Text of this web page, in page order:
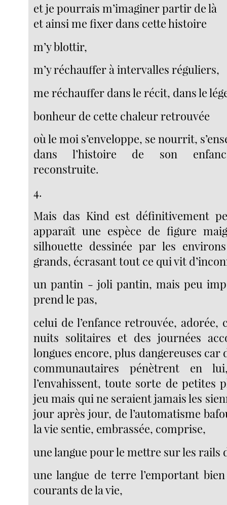
et je pourrais m’imaginer partir de là
et ainsi me fixer dans cette histoire
m’y blottir,
m’y réchauffer à intervalles réguliers,
me réchauffer dans le récit, dans le
bonheur de cette chaleur retrouvée
où le moi s’enveloppe, se nourrit,
dans l’histoire de son
reconstruite.
4.
Mais das Kind est définitivement
apparaît une espèce de figure
silhouette dessinée par les
grands, écrasant tout ce qui vit
un pantin - joli pantin, mais peu
prend le pas,
celui de l’enfance retrouvée, adorée,
nuits solitaires et des journées
longues encore, plus dangereuses car
communautaires pénètrent en
l’envahissent, toute sorte de petites
jeu mais qui ne seraient jamais les
jour après jour, de l’automatisme
la vie sentie, embrassée, comprise,
une langue pour le mettre sur les rails
une langue de terre l’emportant
courants de la vie,